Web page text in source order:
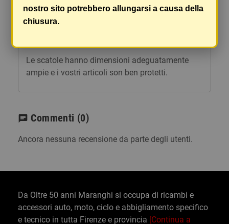
spedizione saranno addebitate per ognuno di
essi. Il vostro pacco sarà inviato a vostro rischio,
Le scatole hanno dimensioni adeguatamente
ampie e i vostri articoli son ben protetti.
chat Commenti (0)
Ancora nessuna recensione da parte degli utenti.
nostro sito potrebbero allungarsi a causa della
chiusura.
Da Oltre 50 anni Maranghi si occupa di ricambi e
accessori auto, moto, ciclo e abbigliamento specifico
e tecnico in tutta Firenze e provincia [Continua a